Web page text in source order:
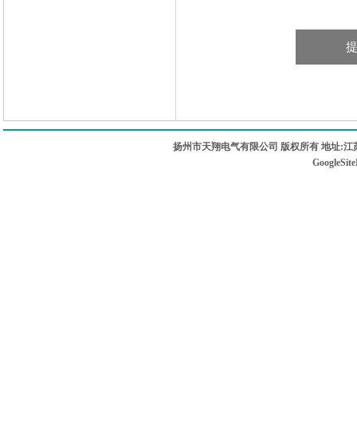
扬州市天翔电气有限公司 版权所有 地址: